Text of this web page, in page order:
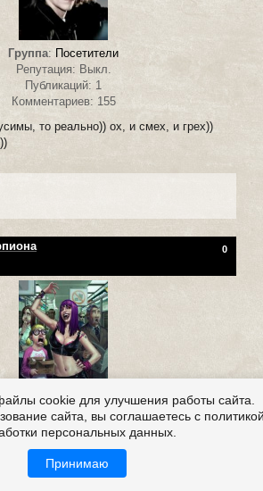
Группа: Посетители
Репутация: Выкл.
Публикаций: 1
Комментариев: 155
то реально)) ох, и смех, и грех))
0
Группа :Посетители
Репутация:
(0|0 )
Комментариев: 57
cookie для улучшения работы сайта.
сайта, вы соглашаетесь с
персональных данных.
Принимаю